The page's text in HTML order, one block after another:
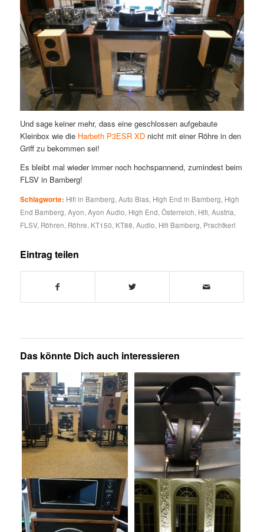
Und sage keiner mehr, dass eine geschlossen aufgebaute
Kleinbox wie die Harbeth P3ESR XDnicht mit einer Röhre in den
Griff zu bekommen sei!
Es bleibt mal wieder immer noch hochspannend, zumindest beim
FLSV in Bamberg!
Schlagworte: Hifi in Bamberg, Auto Bias, High End in Bamberg, High
End Bamberg, Ayon, Ayon Audio, High End, Österreich, Hifi, Austria,
FLSV, Röhren, Röhre, KT150, KT88, Audio, Hifi Bamberg, Prachtkerl
Eintrag teilen
Das könnte Dich auch interessieren